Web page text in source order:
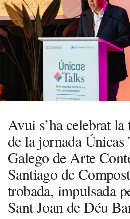
Avui s’ha celebrat
de la jornada
Galego de Arte
Santiago de
trobada, impulsada
Sant Joan de Déu